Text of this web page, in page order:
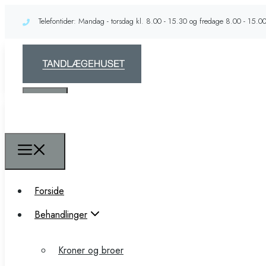
Telefontider: Mandag - torsdag kl. 8.00 - 15.30 og fredage 8.00 - 15.00
Forside
Behandlinger
Implantater kirurgi
Forside
Behandlinger
Kroner og broer